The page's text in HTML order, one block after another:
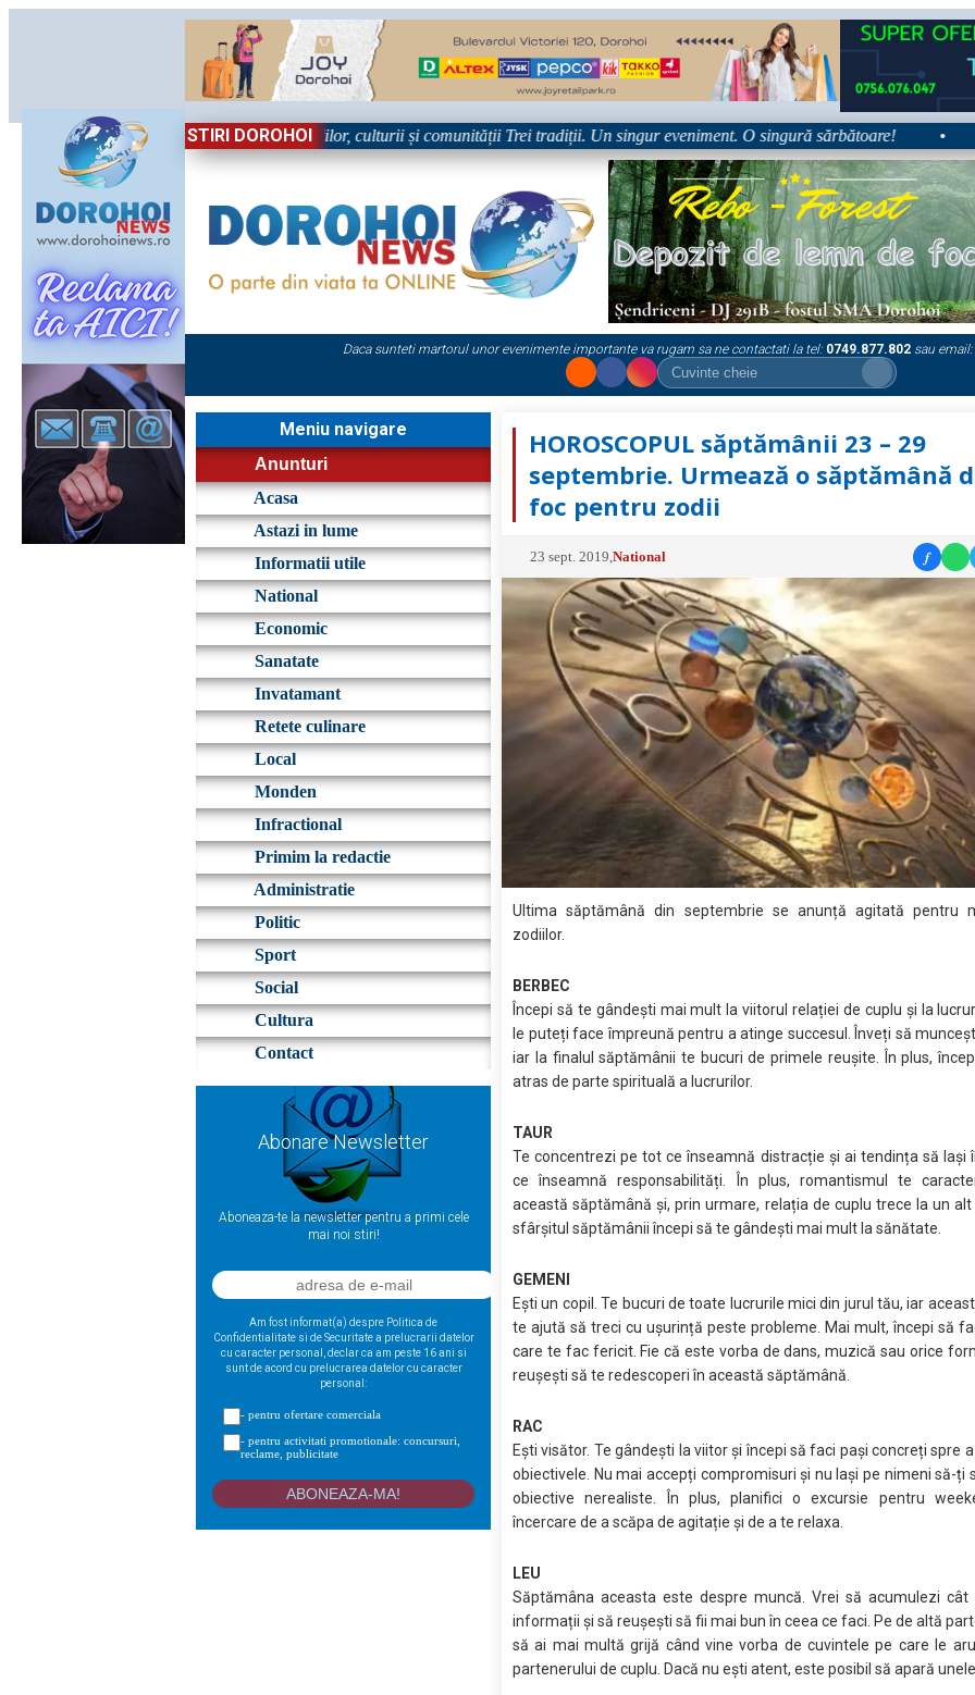
STIRI DOROHOI
– trei zile dedicate tradițiilor, culturii și comunității Trei tradiții. Un singur eveniment. O singură sărbătoare! •
Daca sunteti martorul unor evenimente importante va rugam sa ne contactati la tel: 0749.877.802 sau email:
Meniu navigare
Anunturi
Acasa
Astazi in lume
Informatii utile
National
Economic
Sanatate
Invatamant
Retete culinare
Local
Monden
Infractional
Primim la redactie
Administratie
Politic
Sport
Social
Cultura
Contact
Abonare Newsletter
Aboneaza-te la newsletter pentru a primi cele
mai noi stiri!
Am fost informat(a) despre Politica de
Confidentialitate si de Securitate a prelucrarii datelor
cu caracter personal, declar ca am peste 16 ani si
sunt de acord cu prelucrarea datelor cu caracter
personal:
- pentru ofertare comerciala
- pentru activitati promotionale: concursuri,
reclame, publicitate
HOROSCOPUL săptămânii 23 – 29
septembrie. Urmează o săptămână
foc pentru zodii
23 sept. 2019 ,National f
Ultima săptămână din septembrie se anunță agitată pentru
zodiilor.
BERBEC
Începi să te gândești mai mult la viitorul relației de cuplu și la
le puteți face împreună pentru a atinge succesul. Înveți să
iar la finalul săptămânii te bucuri de primele reușite. În plus,
atras de parte spirituală a lucrurilor.
TAUR
Te concentrezi pe tot ce înseamnă distracție și ai tendința să lași
ce înseamnă responsabilități. În plus, romantismul te
această săptămână și, prin urmare, relația de cuplu trece la un alt
sfârșitul săptămânii începi să te gândești mai mult la sănătate.
GEMENI
Ești un copil. Te bucuri de toate lucrurile mici din jurul tău, iar
te ajută să treci cu ușurință peste probleme. Mai mult, începi să
care te fac fericit. Fie că este vorba de dans, muzică sau orice
reușești să te redescoperi în această săptămână.
RAC
Ești visător. Te gândești la viitor și începi să faci pași concreți spre
obiectivele. Nu mai accepți compromisuri și nu lași pe nimeni să-ți
obiective nerealiste. În plus, planifici o excursie pentru
încercare de a scăpa de agitație și de a te relaxa.
LEU
Săptămâna aceasta este despre muncă. Vrei să acumulezi cât
informații și să reușești să fii mai bun în ceea ce faci. Pe de altă
să ai mai multă grijă când vine vorba de cuvintele pe care le
partenerului de cuplu. Dacă nu ești atent, este posibil să apară